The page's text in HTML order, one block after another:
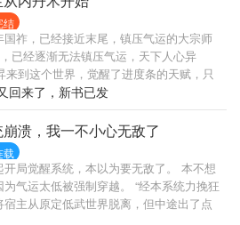
蚀出的岩纹，组成一只眼，山脊是眶，
视着上苍。
结
国祚，已经接近末尾，镇压气运的大宗师
已经逐渐无法镇压气运，天下人心异
来到这个世界，觉醒了进度条的天赋，只
达到满级突破，能将一切化为可能！ 气
年，他修炼前世的内丹术，挖掘人体大
得也得翻个十倍吧？ 不过在挖掘人体大
植菊花药材交货，这样才能保住自己
想要靠前世的功法长生，就得先把刻入
点满！ ———————— 这是一个以八段
丹术为根本法，坐看天下风云的长生故
回来了，新书已发
溃，我一不小心无敌了
载
开局觉醒系统，本以为要无敌了。 本不想
为气运太低被强制穿越。 “经本系统力挽狂
宿主从原定低武世界脱离，但中途出了点